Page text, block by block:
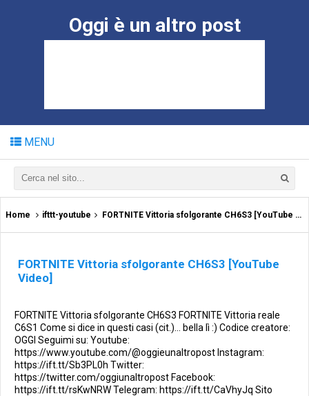
Oggi è un altro post
MENU
Home ifttt-youtube FORTNITE Vittoria sfolgorante CH6S3 [YouTube Video]
FORTNITE Vittoria sfolgorante CH6S3 [YouTube
Video]
FORTNITE Vittoria sfolgorante CH6S3 FORTNITE Vittoria reale
C6S1 Come si dice in questi casi (cit.)... bella lì :) Codice creatore:
OGGI Seguimi su: Youtube:
https://www.youtube.com/@oggieunaltropost Instagram:
https://ift.tt/Sb3PL0h Twitter:
https://twitter.com/oggiunaltropost Facebook:
https://ift.tt/rsKwNRW Telegram: https://ift.tt/CaVhyJq Sito